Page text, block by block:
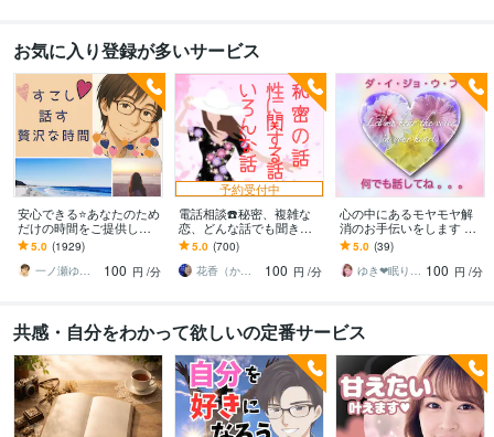
お気に入り登録が多いサービス
安心できる⭐️あなたのため
だけの時間をご提供しま
す HSPの私があなたを全
力で受け止めます。緊張
なんていらない。
5.0 (1929)
一ノ瀬ゆう★実績１０年の安心できる聞き手
100 円 /分
予約受付中
電話相談☎️秘密、複雑な
恋、どんな話でも聞きま
す あなたの思い全て受け
止めます！誰にも話せな
い方にお勧めです！
5.0 (700)
花香（かこ）
100 円 /分
心の中にあるモヤモヤ解
消のお手伝いをします ✨H
SPの私があなたの心に寄
り添い優しく受けとめま
すꕤ
5.0 (39)
ゆき❤眠り姫カウンセラー 100 円 /分
共感・自分をわかって欲しいの定番サービス